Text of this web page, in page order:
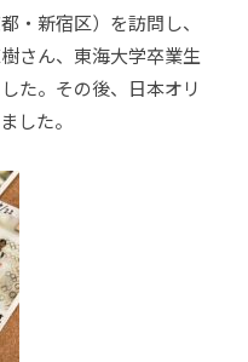
・新宿区）を訪問し、
さん、東海大学卒業生
た。その後、日本オリ
した。